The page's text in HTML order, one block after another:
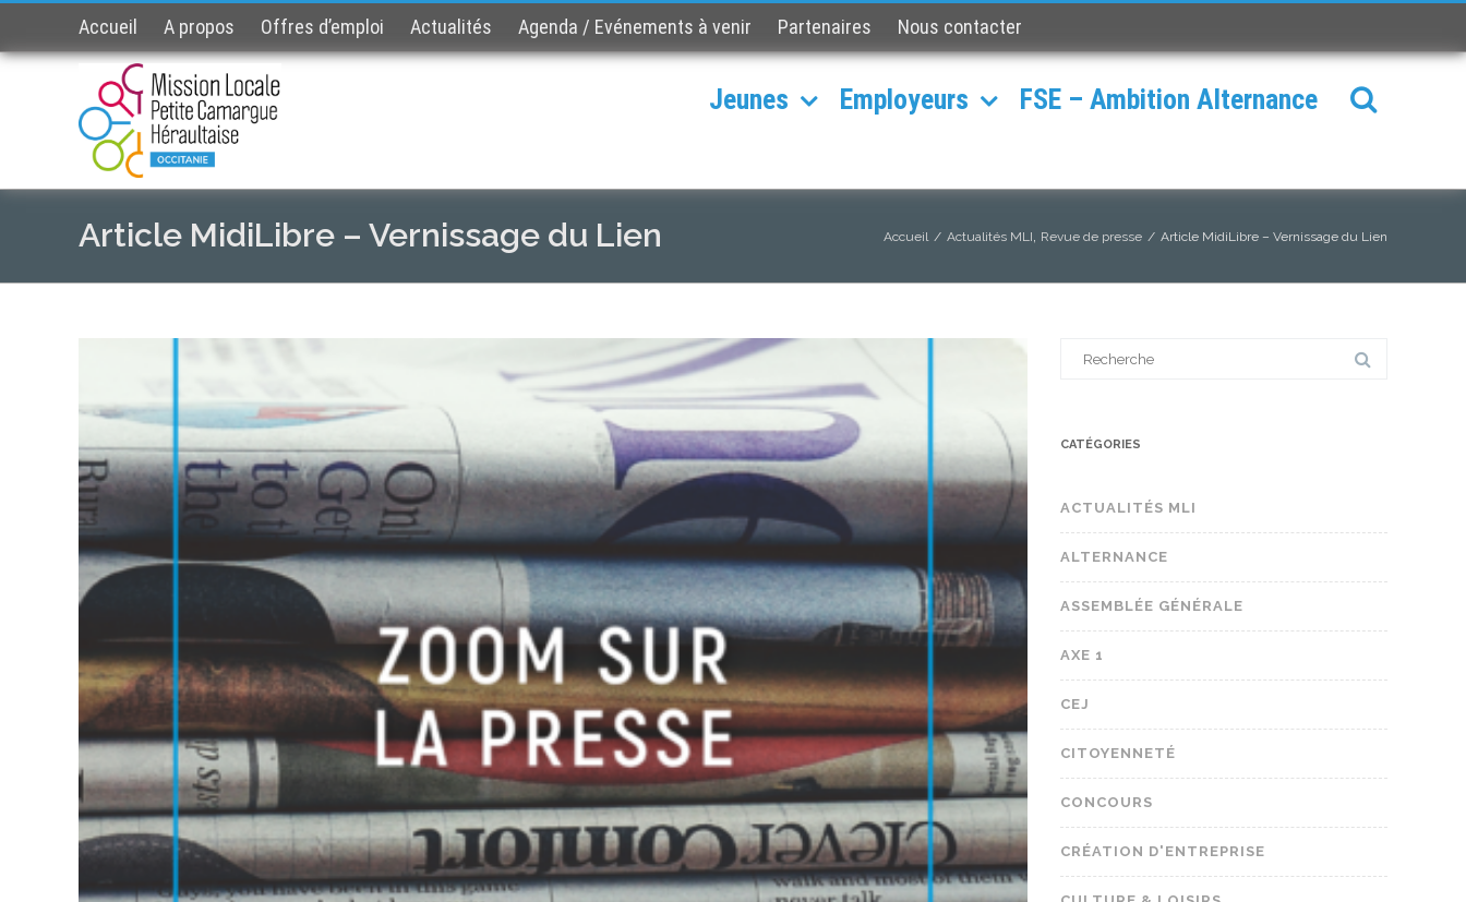
Accueil A propos Offres d’emploi Actualités Agenda / Evénements à venir Partenaires Nous contacter
Jeunes Employeurs FSE – Ambition Alternance
Article MidiLibre – Vernissage du Lien Accueil / Actualités MLI, Revue de presse / Article MidiLibre – Vernissage du Lien
CATÉGORIES
ACTUALITÉS MLI
ALTERNANCE
ASSEMBLÉE GÉNÉRALE
AXE 1
CEJ
CITOYENNETÉ
CONCOURS
CRÉATION D'ENTREPRISE